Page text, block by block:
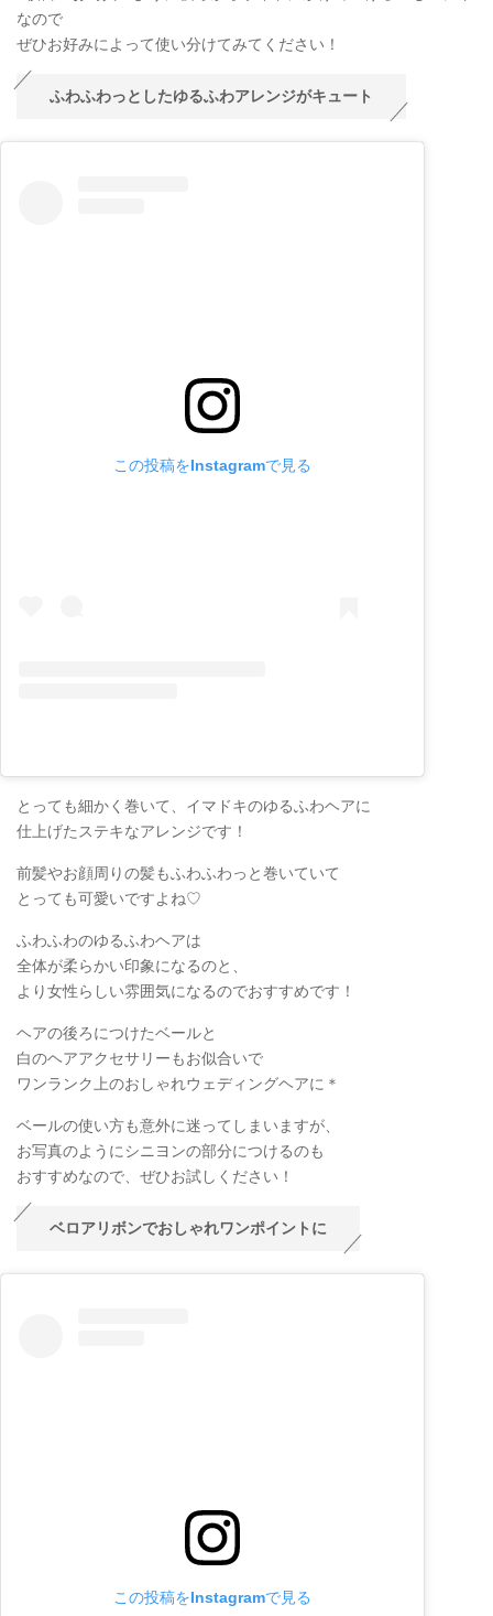
なので
ぜひお好みによって使い分けてみてください！
ふわふわっとしたゆるふわアレンジがキュート
この投稿をInstagramで見る
とっても細かく巻いて、イマドキのゆるふわヘアに
仕上げたステキなアレンジです！
前髪やお顔周りの髪もふわふわっと巻いていて
とっても可愛いですよね♡
ふわふわのゆるふわヘアは
全体が柔らかい印象になるのと、
より女性らしい雰囲気になるのでおすすめです！
ヘアの後ろにつけたベールと
白のヘアアクセサリーもお似合いで
ワンランク上のおしゃれウェディングヘアに＊
ベールの使い方も意外に迷ってしまいますが、
お写真のようにシニヨンの部分につけるのも
おすすめなので、ぜひお試しください！
ベロアリボンでおしゃれワンポイントに
この投稿をInstagramで見る